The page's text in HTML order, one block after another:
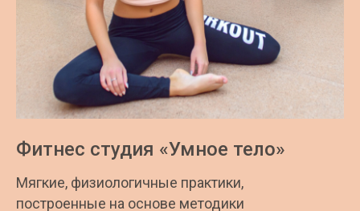
Фитнес студия «Умное тело»
Мягкие, физиологичные практики,
построенные на основе методики